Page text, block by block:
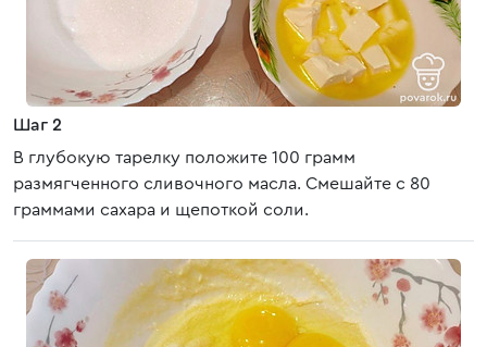
Шаг 2
В глубокую тарелку положите 100 грамм
размягченного сливочного масла. Смешайте с 80
граммами сахара и щепоткой соли.